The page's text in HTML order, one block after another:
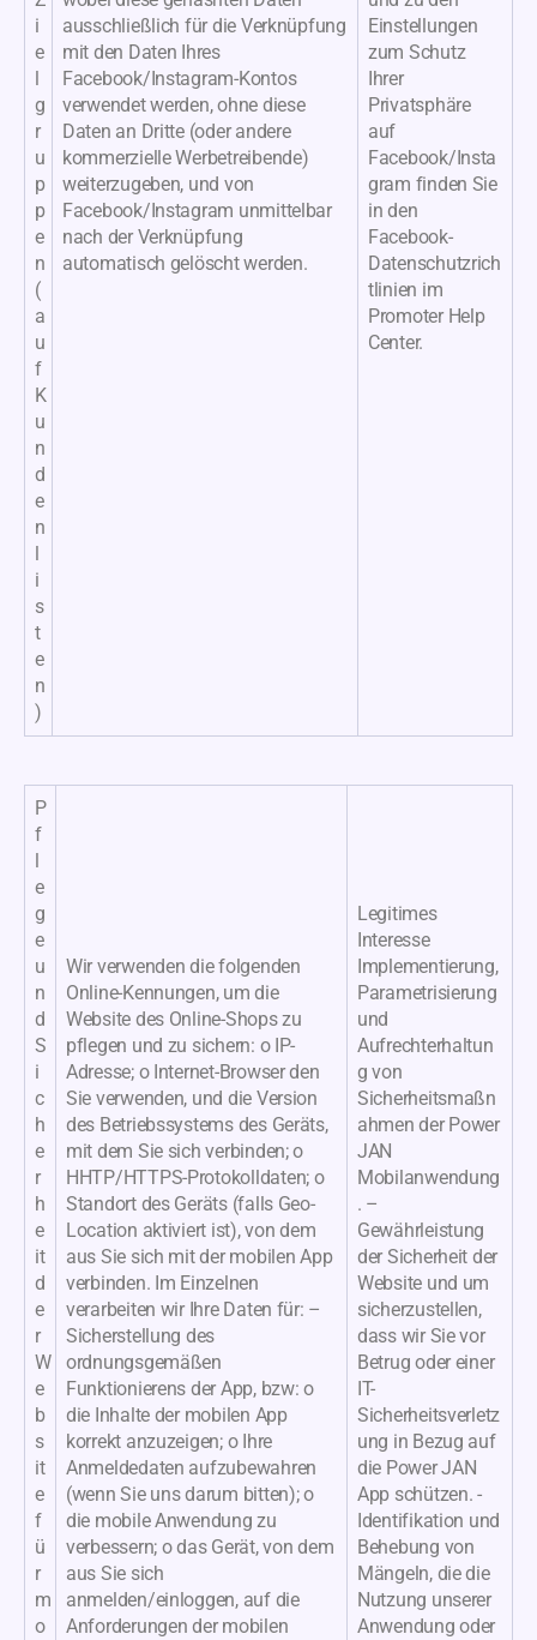
i
e
l
g
r
u
p
p
e
n
(
a
u
f
K
u
n
d
e
n
l
i
s
t
e
n
)
ausschließlich für die Verknüpfung
mit den Daten Ihres
Facebook/Instagram-Kontos
verwendet werden, ohne diese
Daten an Dritte (oder andere
kommerzielle Werbetreibende)
weiterzugeben, und von
Facebook/Instagram unmittelbar
nach der Verknüpfung
automatisch gelöscht werden.
Einstellungen
zum Schutz
Ihrer
Privatsphäre
auf
Facebook/Insta
gram finden Sie
in den
Facebook-
Datenschutzrich
tlinien im
Promoter Help
Center.
P
f
l
e
g
e
u
n
d
S
i
c
h
e
r
h
e
it
d
e
r
W
e
b
s
it
e
f
ü
r
m
o
Wir verwenden die folgenden
Online-Kennungen, um die
Website des Online-Shops zu
pflegen und zu sichern: o IP-
Adresse; o Internet-Browser den
Sie verwenden, und die Version
des Betriebssystems des Geräts,
mit dem Sie sich verbinden; o
HHTP/HTTPS-Protokolldaten; o
Standort des Geräts (falls Geo-
Location aktiviert ist), von dem
aus Sie sich mit der mobilen App
verbinden. Im Einzelnen
verarbeiten wir Ihre Daten für: –
Sicherstellung des
ordnungsgemäßen
Funktionierens der App, bzw: o
die Inhalte der mobilen App
korrekt anzuzeigen; o Ihre
Anmeldedaten aufzubewahren
(wenn Sie uns darum bitten); o
die mobile Anwendung zu
verbessern; o das Gerät, von dem
aus Sie sich
anmelden/einloggen, auf die
Anforderungen der mobilen
Legitimes
Interesse
Implementierung,
Parametrisierung
und
Aufrechterhaltun
g von
Sicherheitsmaßn
ahmen der Power
JAN
Mobilanwendung
. –
Gewährleistung
der Sicherheit der
Website und um
sicherzustellen,
dass wir Sie vor
Betrug oder einer
IT-
Sicherheitsverletz
ung in Bezug auf
die Power JAN
App schützen. -
Identifikation und
Behebung von
Mängeln, die die
Nutzung unserer
Anwendung oder